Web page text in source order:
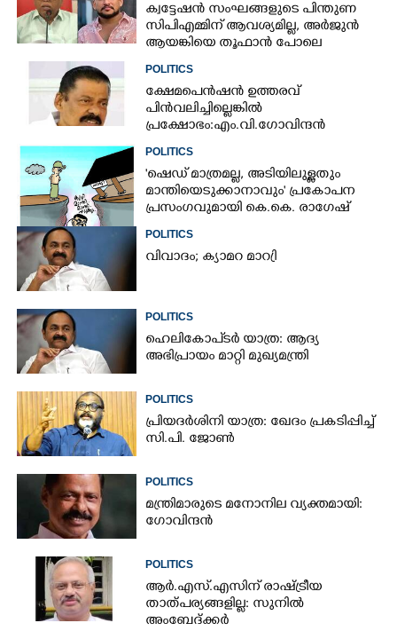
ക്വട്ടേഷൻ സംഘങ്ങളുടെ പിന്തുണ
സിപിഎമ്മിന് ആവശ്യമില്ല, അർജുൻ
ആയങ്കിയെ തൂഫാൻ പോലെ
POLITICS
ക്ഷേമപെൻഷൻ ഉത്തരവ്
പിൻവലിച്ചില്ലെങ്കിൽ
പ്രക്ഷോഭം:എം.വി.ഗോവിന്ദൻ
POLITICS
'ഷെഡ് മാത്രമല്ല, അടിയിലുള്ളതും
മാന്തിയെടുക്കാനാവും' പ്രകോപന
പ്രസംഗവുമായി കെ.കെ. രാഗേഷ്
POLITICS
വിവാദം; ക്യാമറ മാറ്രി
POLITICS
ഹെലികോപ്ടർ യാത്ര: ആദ്യ
അഭിപ്രായം മാറ്റി മുഖ്യമന്ത്രി
POLITICS
പ്രിയദർശിനി യാത്ര: ഖേദം പ്രകടിപ്പിച്ച്
സി.പി. ജോൺ
POLITICS
മന്ത്രിമാരുടെ മനോനില വ്യക്തമായി:
ഗോവിന്ദൻ
POLITICS
ആർ.എസ്.എസിന് രാഷ്ട്രീയ
താത്പര്യങ്ങളില്ല: സുനിൽ
അംബേദ്ക്കർ